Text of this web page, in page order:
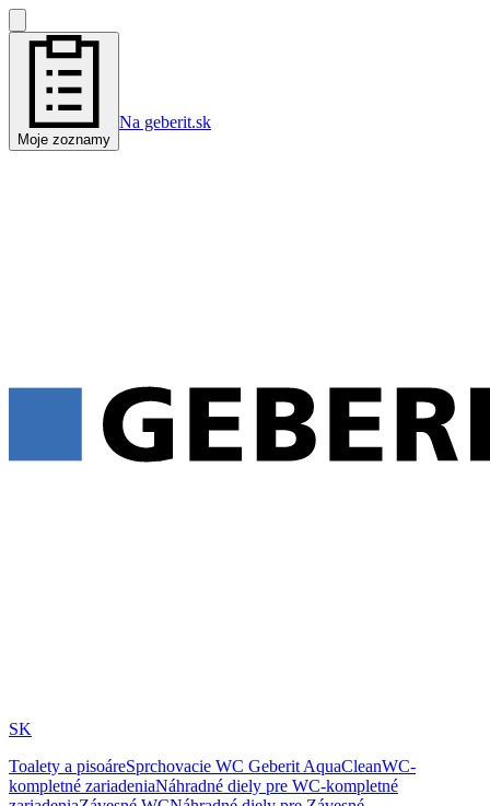
Moje zoznamy
Na geberit.sk
SK
Toalety a pisoáreSprchovacie WC Geberit AquaCleanWC-
kompletné zariadeniaNáhradné diely pre WC-kompletné